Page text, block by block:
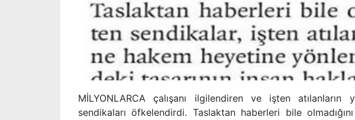
MİLYONLARCA çalışanı ilgilendiren ve işten
sendikaları öfkelendirdi. Taslaktan haberleri bile